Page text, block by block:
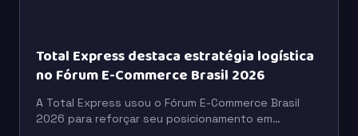
Total Express destaca estratégia logística
no Fórum E-Commerce Brasil 2026
A Total Express usou o Fórum E-Commerce Brasil
2026 para reforçar seu posicionamento em